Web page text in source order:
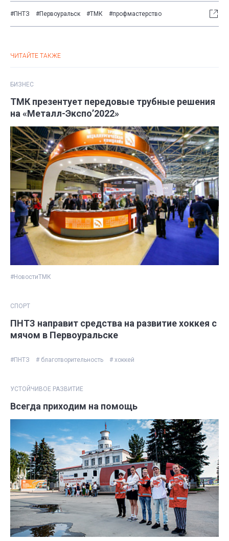
#ПНТЗ #Первоуральск #ТМК #профмастерство
ЧИТАЙТЕ ТАКЖЕ
БИЗНЕС
ТМК презентует передовые трубные решения
на «Металл-Экспо’2022»
#НовостиТМК
СПОРТ
​ПНТЗ направит средства на развитие хоккея с
мячом в Первоуральске
#ПНТЗ # благотворительность # хоккей
УСТОЙЧИВОЕ РАЗВИТИЕ
Всегда приходим на помощь